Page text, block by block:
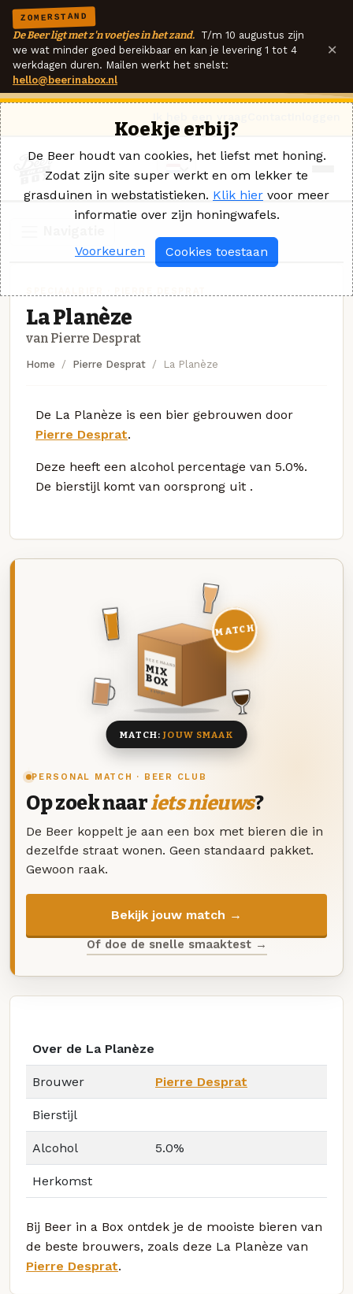
ZOMERSTAND
De Beer ligt met z'n voetjes in het zand. T/m 10 augustus zijn
we wat minder goed bereikbaar en kan je levering 1 tot 4
werkdagen duren. Mailen werkt het snelst:
hello@beerinabox.nl
×
La Planèze
van Pierre Desprat
Home Pierre Desprat La Planèze
De La Planèze is een bier gebrouwen door
Pierre Desprat.
Deze heeft een alcohol percentage van 5.0%.
De bierstijl komt van oorsprong uit .
PERSONAL MATCH · BEER CLUB
Op zoek naariets nieuws?
De Beer koppelt je aan een box met bieren die in
dezelfde straat wonen. Geen standaard pakket.
Gewoon raak.
Bekijk jouw match →
Of doe de snelle smaaktest →
DEZE MAAND
MIX
BOX
8 BIEREN
MATCH
MATCH:JOUW SMAAK
Over de La Planèze
Brouwer Pierre Desprat
Bierstijl
Alcohol 5.0%
Herkomst
Bij Beer in a Box ontdek je de mooiste bieren van
de beste brouwers, zoals deze La Planèze van
Pierre Desprat.
Koekje erbij?
De Beer houdt van cookies, het liefst met honing.
Zodat zijn site super werkt en om lekker te
grasduinen in webstatistieken. Klik hier voor meer
informatie over zijn honingwafels.
Voorkeuren Cookies toestaan